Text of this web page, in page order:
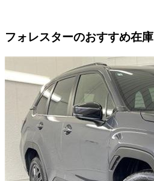
フォレスターのおすすめ在庫